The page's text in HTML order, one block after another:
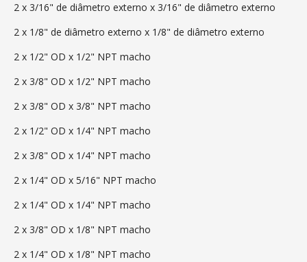
2 x 3/16" de diâmetro externo x 3/16" de diâmetro externo
2 x 1/8" de diâmetro externo x 1/8" de diâmetro externo
2 x 1/2" OD x 1/2" NPT macho
2 x 3/8" OD x 1/2" NPT macho
2 x 3/8" OD x 3/8" NPT macho
2 x 1/2" OD x 1/4" NPT macho
2 x 3/8" OD x 1/4" NPT macho
2 x 1/4" OD x 5/16" NPT macho
2 x 1/4" OD x 1/4" NPT macho
2 x 3/8" OD x 1/8" NPT macho
2 x 1/4" OD x 1/8" NPT macho